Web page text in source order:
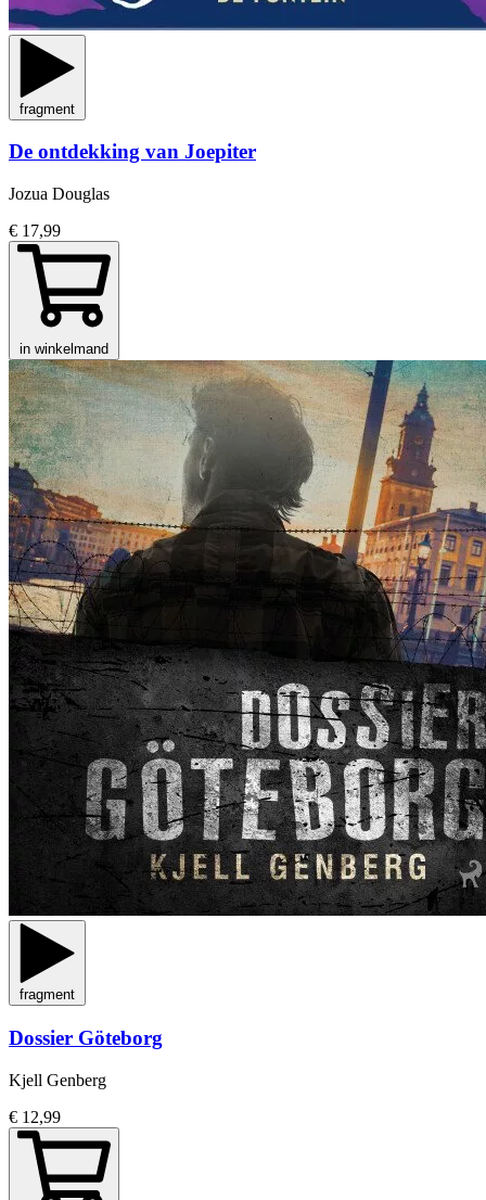
fragment
De ontdekking van Joepiter
Jozua Douglas
€ 17,99
in winkelmand
fragment
Dossier Göteborg
Kjell Genberg
€ 12,99